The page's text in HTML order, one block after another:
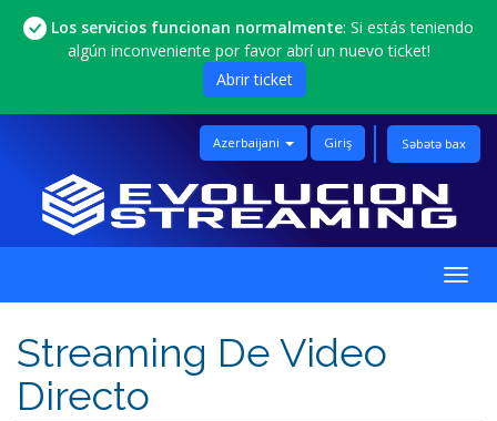
Los servicios funcionan normalmente: Si estás teniendo
algún inconveniente por favor abrí un nuevo ticket!
Abrir ticket
Azerbaijani Giriş Səbətə bax
keçid
Streaming De Video
Directo